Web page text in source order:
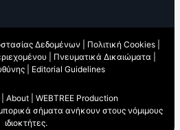
Δεδομένων Πολιτική Cookies
Πνευματικά Δικαιώματα
Editorial Guidelines
About
WEBTREE Production
σήματα ανήκουν στους νόμιμους
ιδιοκτήτες.